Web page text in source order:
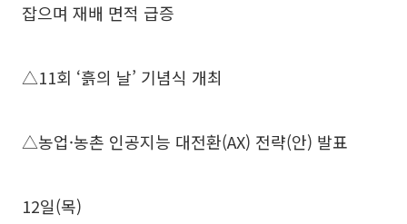
잡으며 재배 면적 급증
△11회 ‘흙의 날’ 기념식 개최
△농업·농촌 인공지능 대전환(AX) 전략(안) 발표
12일(목)